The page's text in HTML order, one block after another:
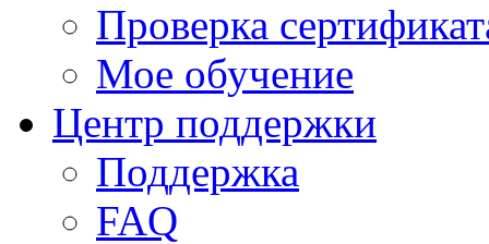
Проверка
Мое обучение
Центр поддержки
Поддержка
FAQ